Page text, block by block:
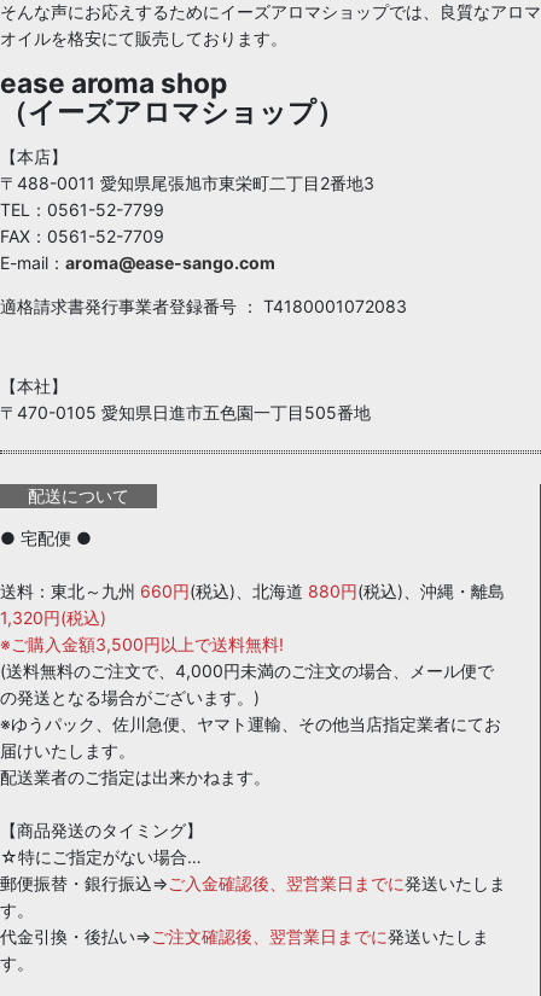
そんな声にお応えするためにイーズアロマショップでは、良質なアロマ
オイルを格安にて販売しております。
ease aroma shop
（イーズアロマショップ）
【本店】
〒488-0011 愛知県尾張旭市東栄町二丁目2番地3
TEL：0561-52-7799
FAX：0561-52-7709
E-mail： aroma@ease-sango.com
適格請求書発行事業者登録番号 ： T4180001072083
【本社】
〒470-0105 愛知県日進市五色園一丁目505番地
配送について
● 宅配便 ●
送料：東北～九州 660円(税込)、北海道 880円(税込)、沖縄・離島
1,320円(税込)
※ご購入金額3,500円以上で送料無料!
(送料無料のご注文で、4,000円未満のご注文の場合、メール便で
の発送となる場合がございます。)
※ゆうパック、佐川急便、ヤマト運輸、その他当店指定業者にてお
届けいたします。
配送業者のご指定は出来かねます。
【商品発送のタイミング】
☆特にご指定がない場合…
郵便振替・銀行振込⇒ご入金確認後、翌営業日までに発送いたしま
す。
代金引換・後払い⇒ご注文確認後、翌営業日までに発送いたしま
す。